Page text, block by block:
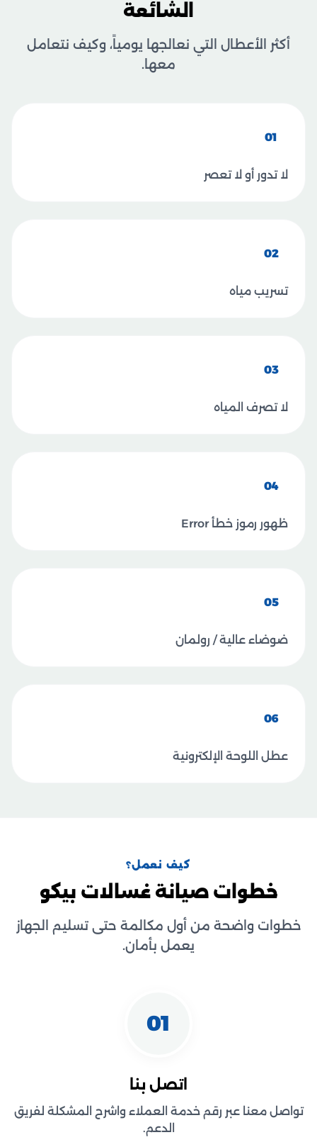
الشائعة
أكثر الأعطال التي نعالجها يومياً، وكيف نتعامل
معها.
01
لا تدور أو لا تعصر
02
تسريب مياه
03
لا تصرف المياه
04
ظهور رموز خطأ Error
05
ضوضاء عالية / رولمان
06
عطل اللوحة الإلكترونية
كيف نعمل؟
خطوات صيانة غسالات بيكو
خطوات واضحة من أول مكالمة حتى تسليم الجهاز
يعمل بأمان.
01
اتصل بنا
تواصل معنا عبر رقم خدمة العملاء واشرح المشكلة لفريق
الدعم.